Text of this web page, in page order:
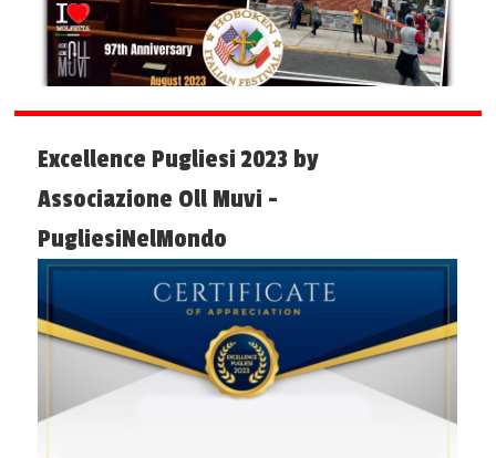
Excellence Pugliesi 2023 by
Associazione Oll Muvi -
PugliesiNelMondo